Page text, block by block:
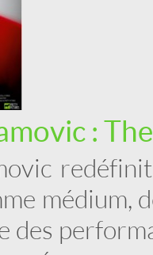
:
médium,
des